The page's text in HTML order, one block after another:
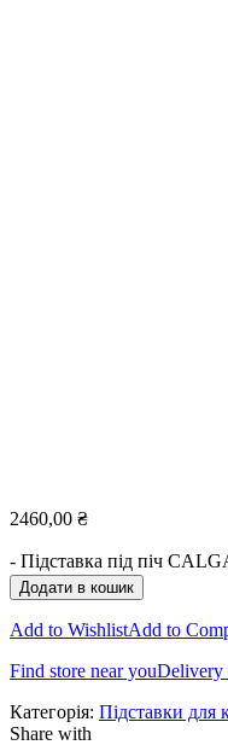
2460,00 ₴
- Підставка під піч
Додати в кошик
Add to WishlistAdd to
Find store near youDelivery
Категорія: Підставки для
Share with